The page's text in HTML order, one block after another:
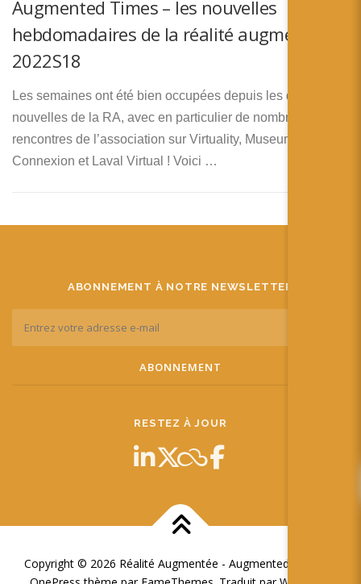
Augmented Times – les nouvelles
hebdomadaires de la réalité augmentée –
2022S18
Les semaines ont été bien occupées depuis les dernières
nouvelles de la RA, avec en particulier de nombreuses
rencontres de l’association sur Virtuality, Museum
Connexion et Laval Virtual ! Voici …
ABONNEMENT À NOTRE NEWSLETTER
RESTEZ À JOUR
Copyright © 2026 Réalité Augmentée - Augmented Reality